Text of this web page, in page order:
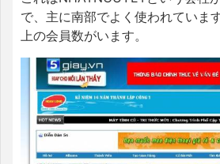
で、主に南部でよく使われていま
上の会員数がいます。